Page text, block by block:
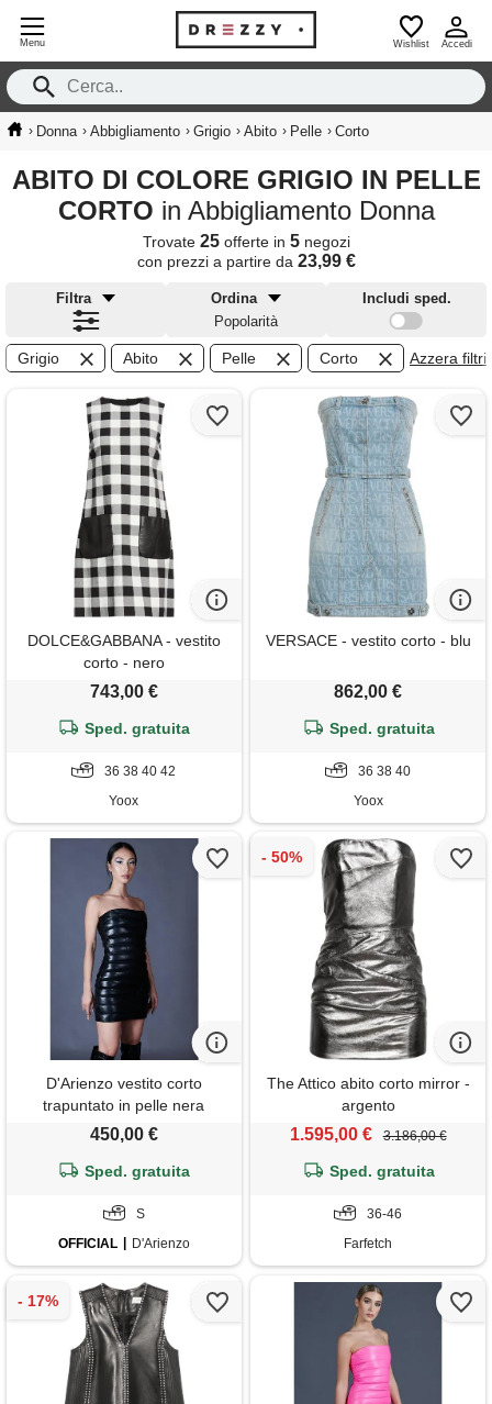
Menu Wishlist Accedi
› Donna › Abbigliamento › Grigio › Abito › Pelle › Corto
ABITO DI COLORE GRIGIO IN PELLE
CORTO in Abbigliamento Donna
Trovate 25offerte in 5negozi
con prezzi a partire da 23,99 €
Filtra
Ordina
Popolarità
Includi sped.
Grigio Abito Pelle Corto Azzera filtri
DOLCE&GABBANA - vestito
corto - nero
743,00 €
Sped. gratuita
36 38 40 42
Yoox
VERSACE - vestito corto - blu
862,00 €
Sped. gratuita
36 38 40
Yoox
D'Arienzo vestito corto
trapuntato in pelle nera
D'Arienzo
450,00 €
Sped. gratuita
S
OFFICIAL
D'Arienzo
The Attico abito corto mirror -
argento
1.595,00 € 3.186,00 €
Sped. gratuita
36-46
Farfetch